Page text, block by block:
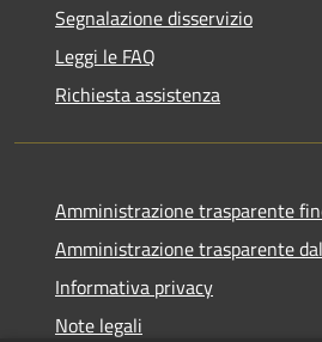
Segnalazione disservizio
Leggi le FAQ
Richiesta assistenza
Amministrazione trasparente
Amministrazione trasparente
Informativa privacy
Note legali